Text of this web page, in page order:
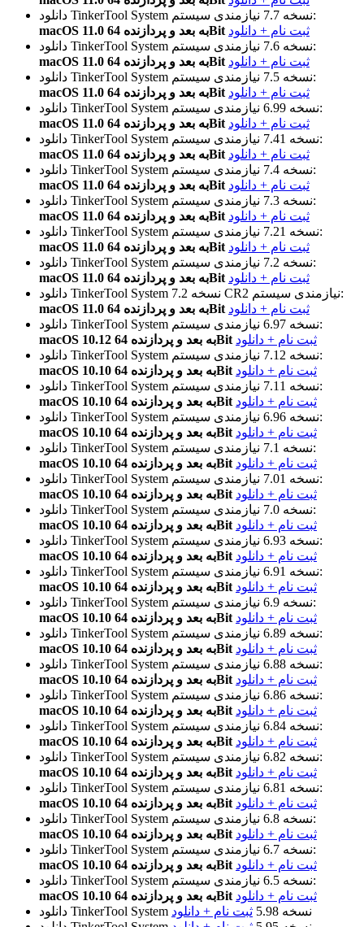
دانلود TinkerTool System
نسخه 7.7نیازمندی سیستم:
macOS 11.0 به بعد و پردازنده 64Bit ثبت نام + دانلود
دانلود TinkerTool System
نسخه 7.6نیازمندی سیستم:
macOS 11.0 به بعد و پردازنده 64Bit ثبت نام + دانلود
دانلود TinkerTool System
نسخه 7.5نیازمندی سیستم:
macOS 11.0 به بعد و پردازنده 64Bit ثبت نام + دانلود
دانلود TinkerTool System
نسخه 6.99نیازمندی سیستم:
macOS 11.0 به بعد و پردازنده 64Bit ثبت نام + دانلود
دانلود TinkerTool System
نسخه 7.41نیازمندی سیستم:
macOS 11.0 به بعد و پردازنده 64Bit ثبت نام + دانلود
دانلود TinkerTool System
نسخه 7.4نیازمندی سیستم:
macOS 11.0 به بعد و پردازنده 64Bit ثبت نام + دانلود
دانلود TinkerTool System
نسخه 7.3نیازمندی سیستم:
macOS 11.0 به بعد و پردازنده 64Bit ثبت نام + دانلود
دانلود TinkerTool System
نسخه 7.21نیازمندی سیستم:
macOS 11.0 به بعد و پردازنده 64Bit ثبت نام + دانلود
دانلود TinkerTool System
نسخه 7.2نیازمندی سیستم:
macOS 11.0 به بعد و پردازنده 64Bit ثبت نام + دانلود
دانلود TinkerTool System
نسخه 7.2 CR2
نیازمندی سیستم:
macOS 11.0 به بعد و پردازنده 64Bit ثبت نام + دانلود
دانلود TinkerTool System
نسخه 6.97نیازمندی سیستم:
macOS 10.12 به بعد و پردازنده 64Bit ثبت نام + دانلود
دانلود TinkerTool System
نسخه 7.12نیازمندی سیستم:
macOS 10.10 به بعد و پردازنده 64Bit ثبت نام + دانلود
دانلود TinkerTool System
نسخه 7.11نیازمندی سیستم:
macOS 10.10 به بعد و پردازنده 64Bit ثبت نام + دانلود
دانلود TinkerTool System
نسخه 6.96نیازمندی سیستم:
macOS 10.10 به بعد و پردازنده 64Bit ثبت نام + دانلود
دانلود TinkerTool System
نسخه 7.1نیازمندی سیستم:
macOS 10.10 به بعد و پردازنده 64Bit ثبت نام + دانلود
دانلود TinkerTool System
نسخه 7.01نیازمندی سیستم:
macOS 10.10 به بعد و پردازنده 64Bit ثبت نام + دانلود
دانلود TinkerTool System
نسخه 7.0نیازمندی سیستم:
macOS 10.10 به بعد و پردازنده 64Bit ثبت نام + دانلود
دانلود TinkerTool System
نسخه 6.93نیازمندی سیستم:
macOS 10.10 به بعد و پردازنده 64Bit ثبت نام + دانلود
دانلود TinkerTool System
نسخه 6.91نیازمندی سیستم:
macOS 10.10 به بعد و پردازنده 64Bit ثبت نام + دانلود
دانلود TinkerTool System
نسخه 6.9نیازمندی سیستم:
macOS 10.10 به بعد و پردازنده 64Bit ثبت نام + دانلود
دانلود TinkerTool System
نسخه 6.89نیازمندی سیستم:
macOS 10.10 به بعد و پردازنده 64Bit ثبت نام + دانلود
دانلود TinkerTool System
نسخه 6.88نیازمندی سیستم:
macOS 10.10 به بعد و پردازنده 64Bit ثبت نام + دانلود
دانلود TinkerTool System
نسخه 6.86نیازمندی سیستم:
macOS 10.10 به بعد و پردازنده 64Bit ثبت نام + دانلود
دانلود TinkerTool System
نسخه 6.84نیازمندی سیستم:
macOS 10.10 به بعد و پردازنده 64Bit ثبت نام + دانلود
دانلود TinkerTool System
نسخه 6.82نیازمندی سیستم:
macOS 10.10 به بعد و پردازنده 64Bit ثبت نام + دانلود
دانلود TinkerTool System
نسخه 6.81نیازمندی سیستم:
macOS 10.10 به بعد و پردازنده 64Bit ثبت نام + دانلود
دانلود TinkerTool System
نسخه 6.8نیازمندی سیستم:
macOS 10.10 به بعد و پردازنده 64Bit ثبت نام + دانلود
دانلود TinkerTool System
نسخه 6.7نیازمندی سیستم:
macOS 10.10 به بعد و پردازنده 64Bit ثبت نام + دانلود
دانلود TinkerTool System
نسخه 6.5نیازمندی سیستم:
macOS 10.10 به بعد و پردازنده 64Bit ثبت نام + دانلود
دانلود TinkerTool System
نسخه 5.98
ثبت نام + دانلود